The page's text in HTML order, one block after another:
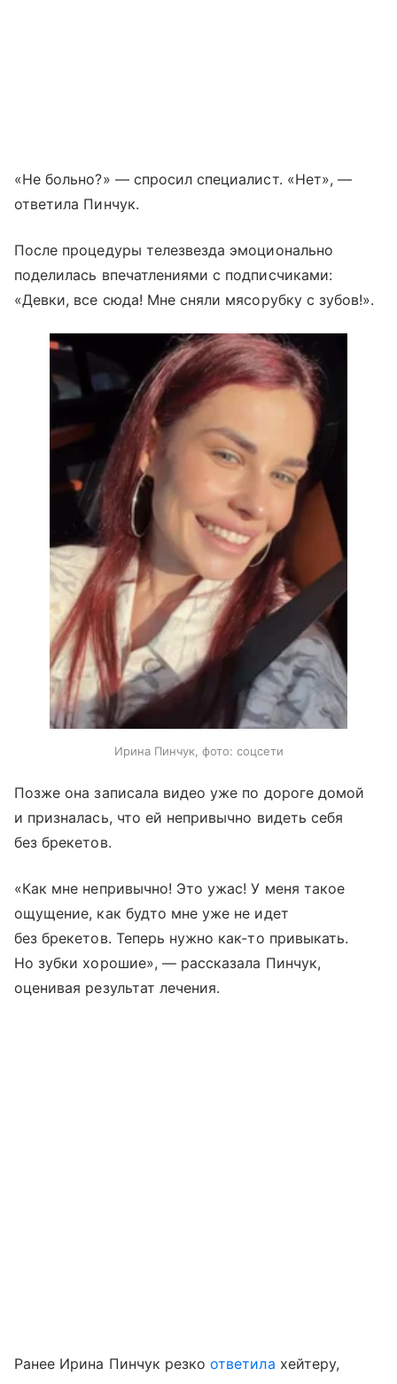
«Не больно?» — спросил специалист. «Нет», —
ответила Пинчук.
После процедуры телезвезда эмоционально
поделилась впечатлениями с подписчиками:
«Девки, все сюда! Мне сняли мясорубку с зубов!».
Ирина Пинчук, фото: соцсети
Позже она записала видео уже по дороге домой
и призналась, что ей непривычно видеть себя
без брекетов.
«Как мне непривычно! Это ужас! У меня такое
ощущение, как будто мне уже не идет
без брекетов. Теперь нужно как-то привыкать.
Но зубки хорошие», — рассказала Пинчук,
оценивая результат лечения.
Ранее Ирина Пинчук резкоответила хейтеру,